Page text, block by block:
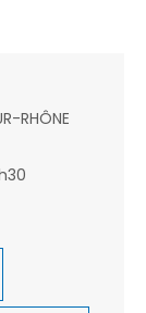
RHÔNE